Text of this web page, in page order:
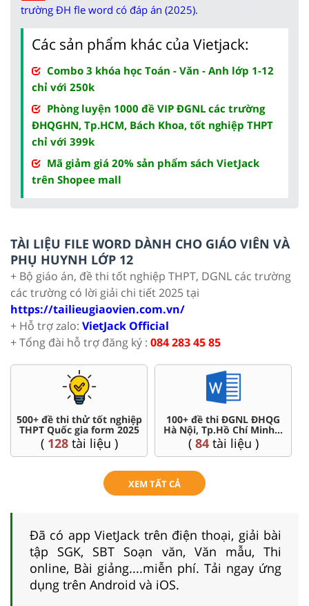
trường ĐH fle word có đáp án (2025).
Các sản phẩm khác của Vietjack:
Combo 3 khóa học Toán - Văn - Anh lớp 1-12
chỉ với 250k
Phòng luyện 1000 đề VIP ĐGNL các trường
ĐHQGHN, Tp.HCM, Bách Khoa, tốt nghiệp THPT
chỉ với 399k
Mã giảm giá 20% sản phẩm sách VietJack
trên Shopee mall
TÀI LIỆU FILE WORD DÀNH CHO GIÁO VIÊN VÀ
PHỤ HUYNH LỚP 12
+ Bộ giáo án, đề thi tốt nghiệp THPT, DGNL các trường
các trường có lời giải chi tiết 2025 tại
https://tailieugiaovien.com.vn/
+ Hỗ trợ zalo: VietJack Official
+ Tổng đài hỗ trợ đăng ký : 084 283 45 85
500+ đề thi thử tốt nghiệp
THPT Quốc gia form 2025
( 128tài liệu )
100+ đề thi ĐGNL ĐHQG
Hà Nội, Tp.Hồ Chí Minh...
( 84tài liệu )
XEM TẤT CẢ
Đã có app VietJack trên điện thoại, giải bài
tập SGK, SBT Soạn văn, Văn mẫu, Thi
online, Bài giảng....miễn phí. Tải ngay ứng
dụng trên Android và iOS.